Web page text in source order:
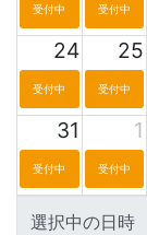
受付中 受付中
24 25
受付中 受付中
31 1
受付中 受付中
選択中の日時